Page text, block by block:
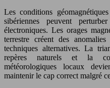
Les conditions
sibériennes peuvent
électroniques. Les orages
terrestre créent des
techniques alternatives. La
repères naturels et la
météorologiques locaux
maintenir le cap correct malgré